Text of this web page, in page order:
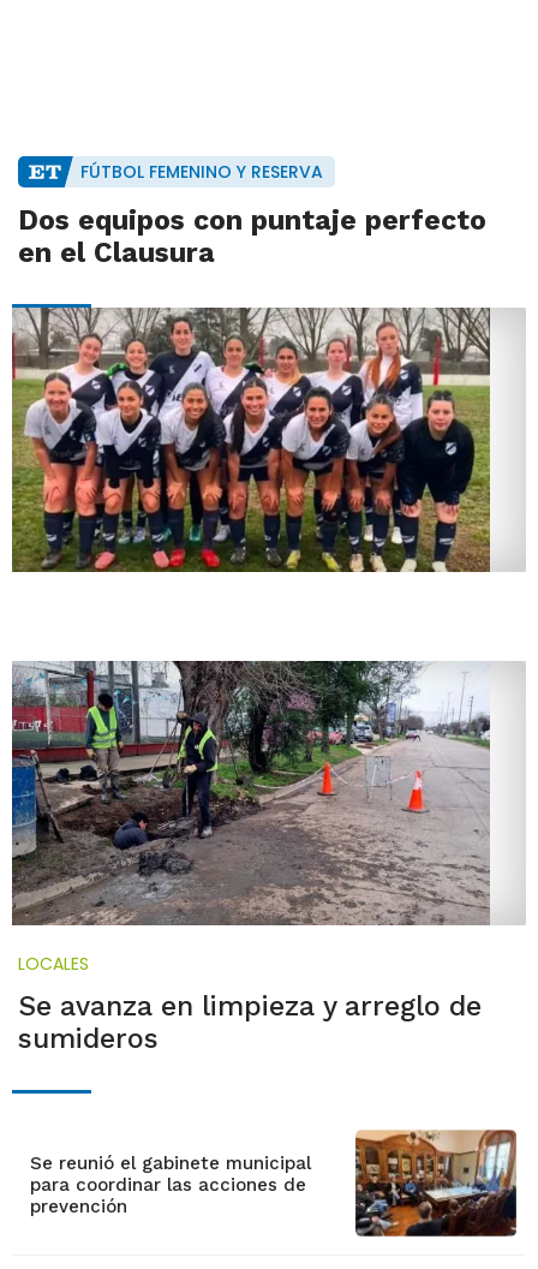
FÚTBOL FEMENINO Y RESERVA
Dos equipos con puntaje perfecto
en el Clausura
LOCALES
Se avanza en limpieza y arreglo de
sumideros
Se reunió el gabinete municipal
para coordinar las acciones de
prevención